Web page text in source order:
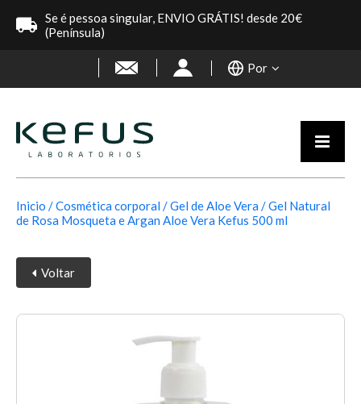
Se é pessoa singular, ENVIO GRÁTIS! desde 20€
(Península)
Por
Inicio Cosmética corporal Gel de Aloe Vera
Gel Natural
de Rosa Mosqueta e Argan Aloe Vera Kefus 500 ml
Voltar